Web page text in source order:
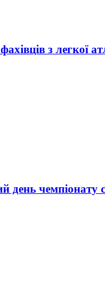
з легкої
день чемпіонату